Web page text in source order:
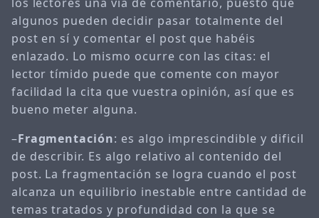
algunos pueden decidir pasar totalmente del
post en sí y comentar el post que habéis
enlazado. Lo mismo ocurre con las citas: el
lector tímido puede que comente con mayor
facilidad la cita que vuestra opinión, así que es
bueno meter alguna.
–Fragmentación: es algo imprescindible y dificil
de describir. Es algo relativo al contenido del
post. La fragmentación se logra cuando el post
alcanza un equilibrio inestable entre cantidad de
temas tratados y profundidad con la que se